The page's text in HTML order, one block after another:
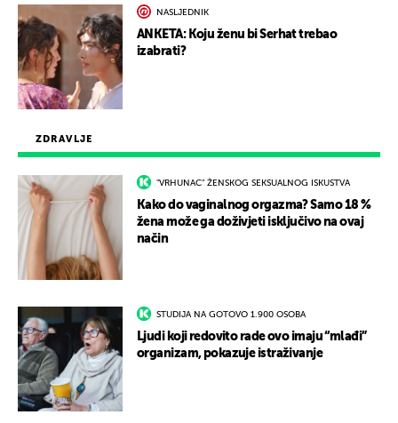
ZDRAVLJE
"VRHUNAC" ŽENSKOG SEKSUALNOG ISKUSTVA
Kako do vaginalnog orgazma? Samo 18 %
žena može ga doživjeti isključivo na ovaj
način
STUDIJA NA GOTOVO 1.900 OSOBA
Ljudi koji redovito rade ovo imaju “mlađi”
organizam, pokazuje istraživanje
NASLJEDNIK
ANKETA: Koju ženu bi Serhat trebao
izabrati?